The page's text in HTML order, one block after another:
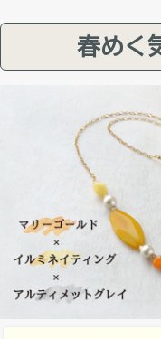
春めく